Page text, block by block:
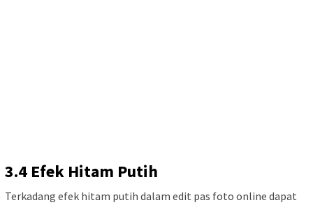
3.4 Efek Hitam Putih
Terkadang efek hitam putih dalam edit pas foto online dapat